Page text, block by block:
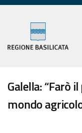
Galella: “Farò
mondo